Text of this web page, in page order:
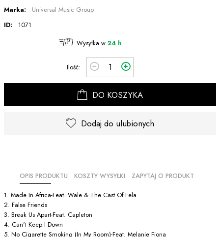
Marka:
Universal Music Group
ID:
1071
Wysyłka w 24 h
Ilość:
DO KOSZYKA
Dodaj do ulubionych
OPIS PRODUKTU KOSZTY WYSYŁKI ZAPYTAJ O PRODUKT
1. Made In Africa-Feat. Wale & The Cast Of Fela
2. False Friends
3. Break Us Apart-Feat. Capleton
4. Can't Keep I Down
5. No Cigarette Smoking (In My Room)-Feat. Melanie Fiona